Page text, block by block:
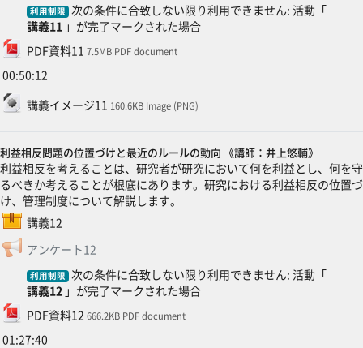
利用制限 次の条件に合致しない限り利用できません: 活動「
講義11」が完了マークされた場合
PDF資料11
ファイル7.5MB PDF document
00:50:12
講義イメージ11
ファイル160.6KB Image (PNG)
利益相反問題の位置づけと最近のルールの動向 《講師：井上悠輔》
利益相反を考えることは、研究者が研究において何を利益とし、何を守
るべきか考えることが根底にあります。研究における利益相反の位置づ
け、管理制度について解説します。
講義12
SCORMパッケージ
アンケート12フィードバック
利用制限 次の条件に合致しない限り利用できません: 活動「
講義12」が完了マークされた場合
PDF資料12
ファイル666.2KB PDF document
01:27:40